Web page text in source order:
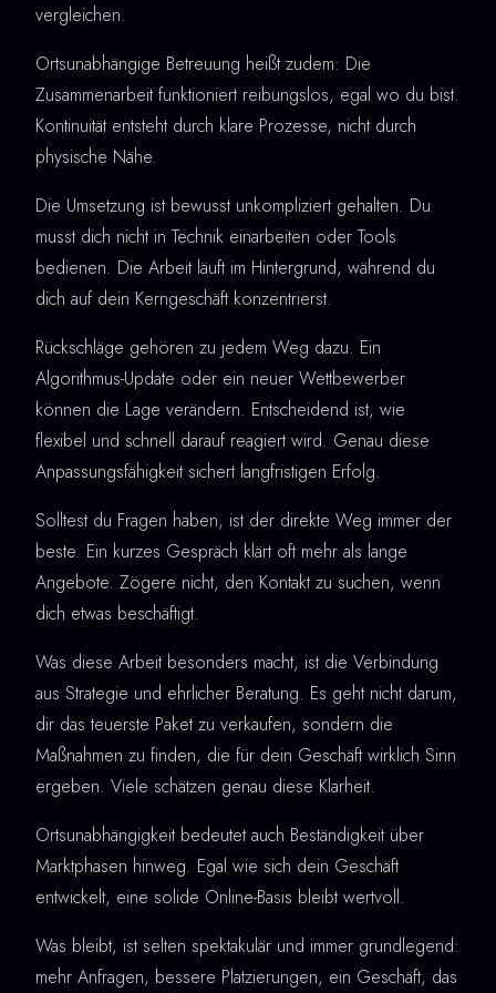
vergleichen.
Ortsunabhängige Betreuung heißt zudem: Die
Zusammenarbeit funktioniert reibungslos, egal wo du bist.
Kontinuität entsteht durch klare Prozesse, nicht durch
physische Nähe.
Die Umsetzung ist bewusst unkompliziert gehalten. Du
musst dich nicht in Technik einarbeiten oder Tools
bedienen. Die Arbeit läuft im Hintergrund, während du
dich auf dein Kerngeschäft konzentrierst.
Rückschläge gehören zu jedem Weg dazu. Ein
Algorithmus-Update oder ein neuer Wettbewerber
können die Lage verändern. Entscheidend ist, wie
flexibel und schnell darauf reagiert wird. Genau diese
Anpassungsfähigkeit sichert langfristigen Erfolg.
Solltest du Fragen haben, ist der direkte Weg immer der
beste. Ein kurzes Gespräch klärt oft mehr als lange
Angebote. Zögere nicht, den Kontakt zu suchen, wenn
dich etwas beschäftigt.
Was diese Arbeit besonders macht, ist die Verbindung
aus Strategie und ehrlicher Beratung. Es geht nicht darum,
dir das teuerste Paket zu verkaufen, sondern die
Maßnahmen zu finden, die für dein Geschäft wirklich Sinn
ergeben. Viele schätzen genau diese Klarheit.
Ortsunabhängigkeit bedeutet auch Beständigkeit über
Marktphasen hinweg. Egal wie sich dein Geschäft
entwickelt, eine solide Online-Basis bleibt wertvoll.
Was bleibt, ist selten spektakulär und immer grundlegend:
mehr Anfragen, bessere Platzierungen, ein Geschäft, das